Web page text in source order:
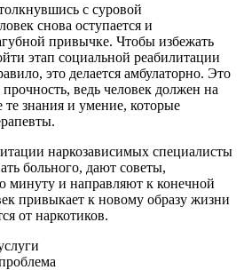
с суровой
снова оступается и
привычке. Чтобы избежать
этап социальной реабилитации
это делается амбулаторно. Это
ведь человек должен на
те знания и умение, которые
наркозависимых специалисты
больного, дают советы,
и направляют к конечной
привыкает к новому образу жизни
от наркотиков.